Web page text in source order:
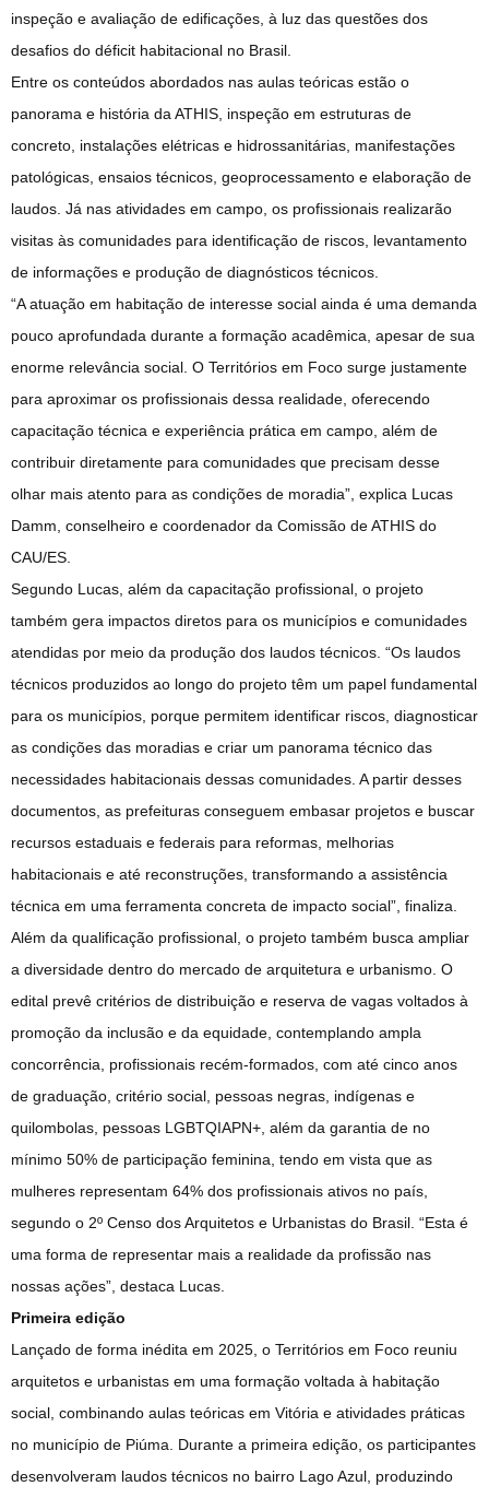
inspeção e avaliação de edificações, à luz das questões dos
desafios do déficit habitacional no Brasil.
Entre os conteúdos abordados nas aulas teóricas estão o
panorama e história da ATHIS, inspeção em estruturas de
concreto, instalações elétricas e hidrossanitárias, manifestações
patológicas, ensaios técnicos, geoprocessamento e elaboração de
laudos. Já nas atividades em campo, os profissionais realizarão
visitas às comunidades para identificação de riscos, levantamento
de informações e produção de diagnósticos técnicos.
“A atuação em habitação de interesse social ainda é uma demanda
pouco aprofundada durante a formação acadêmica, apesar de sua
enorme relevância social. O Territórios em Foco surge justamente
para aproximar os profissionais dessa realidade, oferecendo
capacitação técnica e experiência prática em campo, além de
contribuir diretamente para comunidades que precisam desse
olhar mais atento para as condições de moradia”, explica Lucas
Damm, conselheiro e coordenador da Comissão de ATHIS do
CAU/ES.
Segundo Lucas, além da capacitação profissional, o projeto
também gera impactos diretos para os municípios e comunidades
atendidas por meio da produção dos laudos técnicos. “Os laudos
técnicos produzidos ao longo do projeto têm um papel fundamental
para os municípios, porque permitem identificar riscos, diagnosticar
as condições das moradias e criar um panorama técnico das
necessidades habitacionais dessas comunidades. A partir desses
documentos, as prefeituras conseguem embasar projetos e buscar
recursos estaduais e federais para reformas, melhorias
habitacionais e até reconstruções, transformando a assistência
técnica em uma ferramenta concreta de impacto social”, finaliza.
Além da qualificação profissional, o projeto também busca ampliar
a diversidade dentro do mercado de arquitetura e urbanismo. O
edital prevê critérios de distribuição e reserva de vagas voltados à
promoção da inclusão e da equidade, contemplando ampla
concorrência, profissionais recém-formados, com até cinco anos
de graduação, critério social, pessoas negras, indígenas e
quilombolas, pessoas LGBTQIAPN+, além da garantia de no
mínimo 50% de participação feminina, tendo em vista que as
mulheres representam 64% dos profissionais ativos no país,
segundo o 2º Censo dos Arquitetos e Urbanistas do Brasil. “Esta é
uma forma de representar mais a realidade da profissão nas
nossas ações”, destaca Lucas.
Primeira edição
Lançado de forma inédita em 2025, o Territórios em Foco reuniu
arquitetos e urbanistas em uma formação voltada à habitação
social, combinando aulas teóricas em Vitória e atividades práticas
no município de Piúma. Durante a primeira edição, os participantes
desenvolveram laudos técnicos no bairro Lago Azul, produzindo